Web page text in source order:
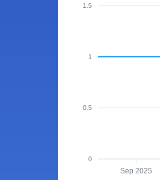
1.5
1
0.5
0
Sep 2025